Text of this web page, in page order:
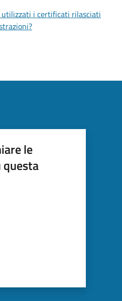
utilizzati i certificati rilasciati
le